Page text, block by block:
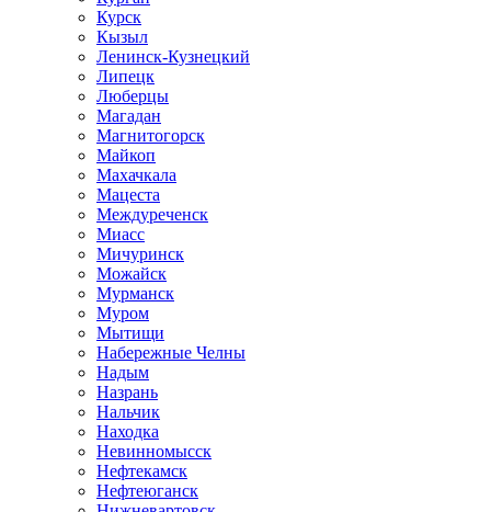
Курск
Кызыл
Ленинск-Кузнецкий
Липецк
Люберцы
Магадан
Магнитогорск
Майкоп
Махачкала
Мацеста
Междуреченск
Миасс
Мичуринск
Можайск
Мурманск
Муром
Мытищи
Набережные Челны
Надым
Назрань
Нальчик
Находка
Невинномысск
Нефтекамск
Нефтеюганск